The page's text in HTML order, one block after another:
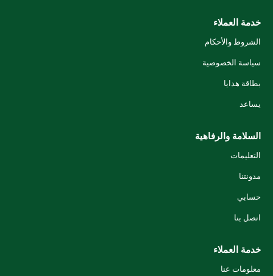
خدمة العملاء
الشروط والأحكام
سياسة الخصوصية
بطاقة هدايا
يساعد
السلامة والرفاهية
التعليمات
مدونتنا
حسابي
اتصل بنا
خدمة العملاء
معلومات عنا